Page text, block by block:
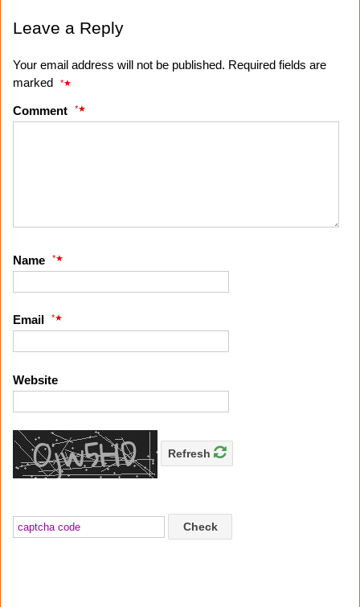
Leave a Reply
Your email address will not be published. Required fields are
marked
*
Comment *
Name *
Email *
Website
Refresh
Check